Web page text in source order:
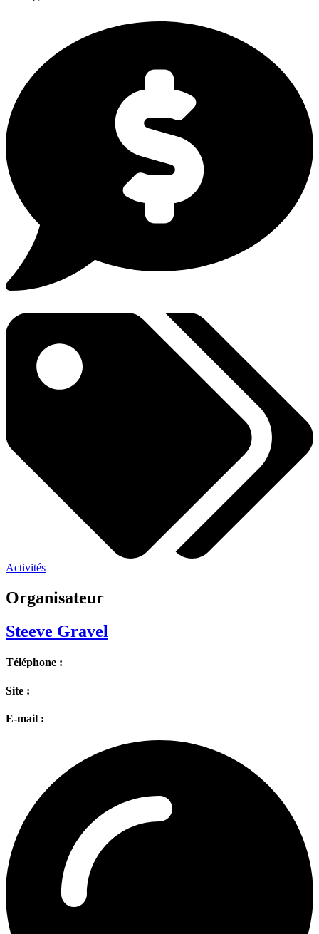
Activités
Organisateur
Steeve Gravel
Téléphone :
Site :
E-mail :